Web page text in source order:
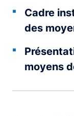
Cadre
des
moyens